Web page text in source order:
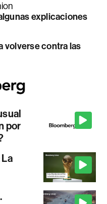
explicaciones
volverse contra las
por